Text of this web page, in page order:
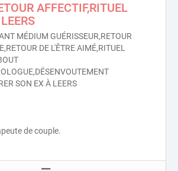
AFFECTIF,RITUEL
MÉDIUM GUÉRISSEUR,RETOUR
DE L'ÊTRE AIMÉ,RITUEL
SON EX À LEERS
de couple.